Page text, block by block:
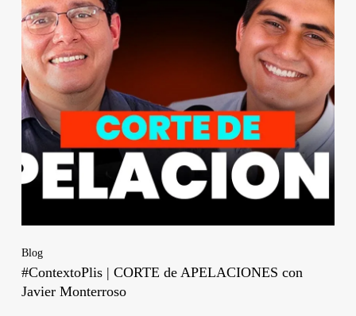
Blog
#ContextoPlis | CORTE de APELACIONES con
Javier Monterroso